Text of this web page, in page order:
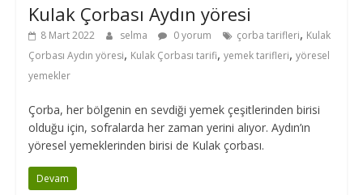
Kulak Çorbası Aydın yöresi
8 Mart 2022 selma 0 yorum çorba tarifleri, Kulak
Çorbası Aydın yöresi, Kulak Çorbası tarifi, yemek tarifleri, yöresel
yemekler
Çorba, her bölgenin en sevdiği yemek çeşitlerinden birisi
olduğu için, sofralarda her zaman yerini alıyor. Aydın’ın
yöresel yemeklerinden birisi de Kulak çorbası.
Devam